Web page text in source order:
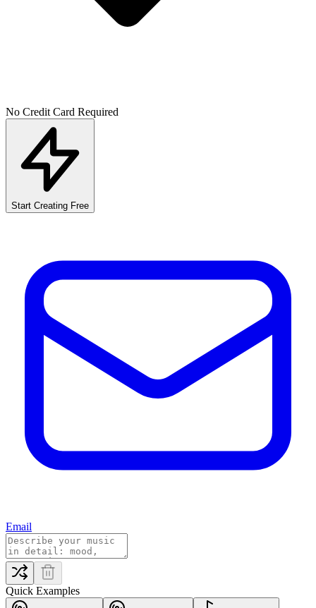
No Credit Card Required
Start Creating Free
Email
Quick Examples